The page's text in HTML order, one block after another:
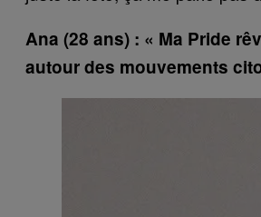
Ana (28 ans) : « Ma Pride
autour des mouvements